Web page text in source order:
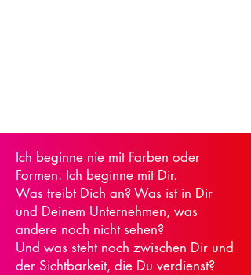
Ich beginne nie mit Farben oder
Formen. Ich beginne mit Dir.
Was treibt Dich an? Was ist in Dir
und Deinem Unternehmen, was
andere noch nicht sehen?
Und was steht noch zwischen Dir und
der Sichtbarkeit, die Du verdienst?